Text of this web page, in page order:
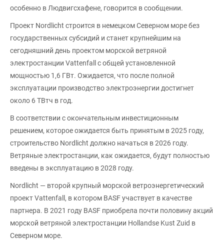
особенно в Людвигсхафене, говорится в сообщении.
Проект Nordlicht строится в немецком Северном море без
государственных субсидий и станет крупнейшим на
сегодняшний день проектом морской ветряной
электростанции Vattenfall с общей установленной
мощностью 1,6 ГВт. Ожидается, что после полной
эксплуатации производство электроэнергии достигнет
около 6 ТВтч в год.
В соответствии с окончательным инвестиционным
решением, которое ожидается быть принятым в 2025 году,
строительство Nordlicht должно начаться в 2026 году.
Ветряные электростанции, как ожидается, будут полностью
введены в эксплуатацию в 2028 году.
Nordlicht — второй крупный морской ветроэнергетический
проект Vattenfall, в котором BASF участвует в качестве
партнера. В 2021 году BASF приобрела почти половину акций
морской ветряной электростанции Hollandse Kust Zuid в
Северном море.